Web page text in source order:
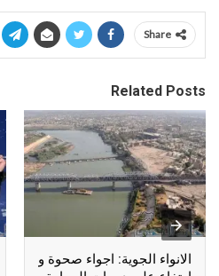
Share
Related Posts
الانواء الجوية: اجواء صحوة و